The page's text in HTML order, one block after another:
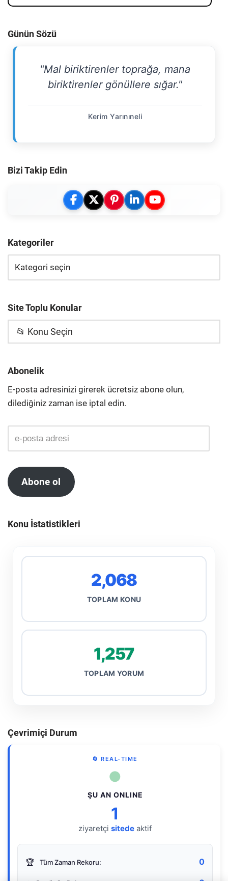
Günün Sözü
"Mal biriktirenler toprağa, mana
biriktirenler gönüllere sığar."
Kerim Yarınıneli
Bizi Takip Edin
Kategoriler
Site Toplu Konular
📂 Konu Seçin
Abonelik
E-posta adresinizi girerek ücretsiz abone olun,
dilediğiniz zaman ise iptal edin.
Abone ol
Konu İstatistikleri
2,068
TOPLAM KONU
1,257
TOPLAM YORUM
Çevrimiçi Durum
🔄 REAL-TIME
●
ŞU AN ONLINE
1
ziyaretçi sitede aktif
🏆 Tüm Zaman Rekoru: 0